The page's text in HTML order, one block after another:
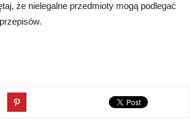
że nielegalne przedmioty mogą podlegać